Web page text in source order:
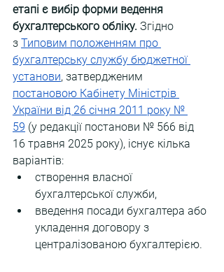
етапі є вибір форми ведення
бухгалтерського обліку. Згідно
з Типовим положенням про
бухгалтерську службу бюджетної
установи, затвердженим
постановою Кабінету Міністрів
України від 26 січня 2011 року №
59 (у редакції постанови № 566 від
16 травня 2025 року), існує кілька
варіантів:
створення власної
бухгалтерської служби,
введення посади бухгалтера або
укладення договору з
централізованою бухгалтерією.